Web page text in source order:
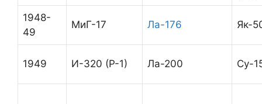
1948-
49
МиГ-17 Ла-176 Як-
1949 И-320 (Р-1) Ла-200 Су-